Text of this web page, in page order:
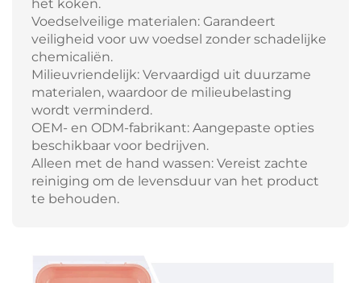
het koken.
Voedselveilige materialen: Garandeert
veiligheid voor uw voedsel zonder schadelijke
chemicaliën.
Milieuvriendelijk: Vervaardigd uit duurzame
materialen, waardoor de milieubelasting
wordt verminderd.
OEM- en ODM-fabrikant: Aangepaste opties
beschikbaar voor bedrijven.
Alleen met de hand wassen: Vereist zachte
reiniging om de levensduur van het product
te behouden.